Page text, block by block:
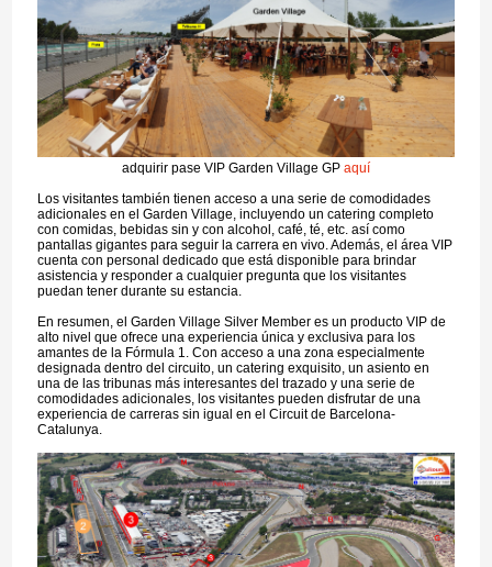
adquirir pase VIP Garden Village GP aquí
Los visitantes también tienen acceso a una serie de comodidades
adicionales en el Garden Village, incluyendo un catering completo
con comidas, bebidas sin y con alcohol, café, té, etc. así como
pantallas gigantes para seguir la carrera en vivo. Además, el área VIP
cuenta con personal dedicado que está disponible para brindar
asistencia y responder a cualquier pregunta que los visitantes
puedan tener durante su estancia.
En resumen, el Garden Village Silver Member es un producto VIP de
alto nivel que ofrece una experiencia única y exclusiva para los
amantes de la Fórmula 1. Con acceso a una zona especialmente
designada dentro del circuito, un catering exquisito, un asiento en
una de las tribunas más interesantes del trazado y una serie de
comodidades adicionales, los visitantes pueden disfrutar de una
experiencia de carreras sin igual en el Circuit de Barcelona-
Catalunya.